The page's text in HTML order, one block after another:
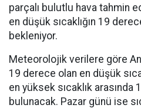
parçalı bulutlu hava tahmin
en düşük sıcaklığın 19
bekleniyor.
Meteorolojik verilere göre
19 derece olan en düşük
en yüksek sıcaklık
bulunacak. Pazar günü ise